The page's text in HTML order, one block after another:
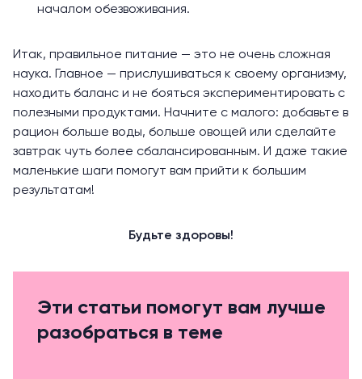
началом обезвоживания.
Итак, правильное питание — это не очень сложная
наука. Главное — прислушиваться к своему организму,
находить баланс и не бояться экспериментировать с
полезными продуктами. Начните с малого: добавьте в
рацион больше воды, больше овощей или сделайте
завтрак чуть более сбалансированным. И даже такие
маленькие шаги помогут вам прийти к большим
результатам!
Будьте здоровы!
Эти статьи помогут вам лучше
разобраться в теме